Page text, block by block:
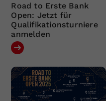
Road to Erste Bank
Open: Jetzt für
Qualifikationsturniere
anmelden